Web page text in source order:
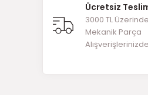
Ücretsiz
3000 TL
Mekanik Parça